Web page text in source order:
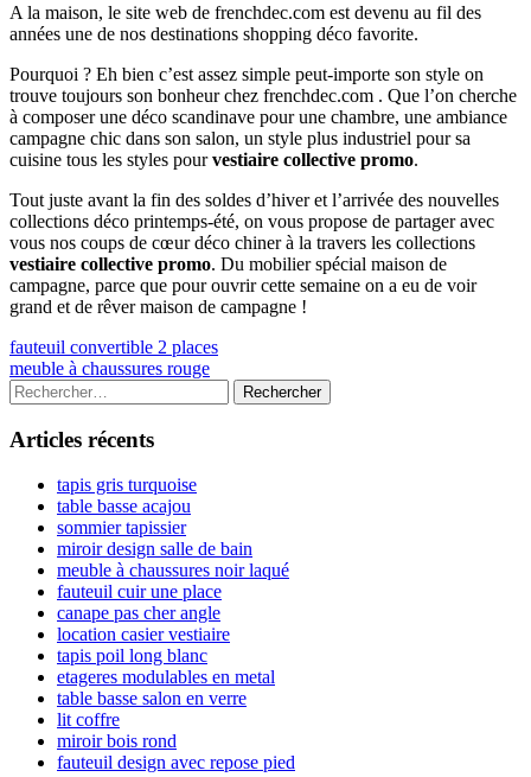
A la maison, le site web de frenchdec.com est devenu au fil des
années une de nos destinations shopping déco favorite.
Pourquoi ? Eh bien c’est assez simple peut-importe son style on
trouve toujours son bonheur chez frenchdec.com . Que l’on cherche
à composer une déco scandinave pour une chambre, une ambiance
campagne chic dans son salon, un style plus industriel pour sa
cuisine tous les styles pourvestiaire collective promo.
Tout juste avant la fin des soldes d’hiver et l’arrivée des nouvelles
collections déco printemps-été, on vous propose de partager avec
vous nos coups de cœur déco chiner à la travers les collections
vestiaire collective promo. Du mobilier spécial maison de
campagne, parce que pour ouvrir cette semaine on a eu de voir
grand et de rêver maison de campagne !
Navigation
de
l’article
Previous
article:
fauteuil convertible 2 places
Next
article:
meuble à chaussures rouge
Colonne
latérale
principale
Rechercher :
Articles récents
tapis gris turquoise
table basse acajou
sommier tapissier
miroir design salle de bain
meuble à chaussures noir laqué
fauteuil cuir une place
canape pas cher angle
location casier vestiaire
tapis poil long blanc
etageres modulables en metal
table basse salon en verre
lit coffre
miroir bois rond
fauteuil design avec repose pied